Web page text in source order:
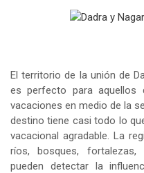
El territorio de la unión de
es perfecto para aquellos
vacaciones en medio de la
destino tiene casi todo lo
vacacional agradable. La
ríos, bosques,
pueden detectar la